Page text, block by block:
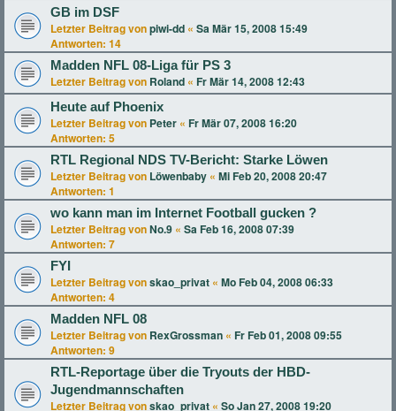
GB im DSF
Letzter Beitrag vonpiwi-dd « Sa Mär 15, 2008 15:49
Antworten: 14
Madden NFL 08-Liga für PS 3
Letzter Beitrag von Roland « Fr Mär 14, 2008 12:43
Heute auf Phoenix
Letzter Beitrag von Peter « Fr Mär 07, 2008 16:20
Antworten: 5
RTL Regional NDS TV-Bericht: Starke Löwen
Letzter Beitrag von Löwenbaby « Mi Feb 20, 2008 20:47
Antworten: 1
wo kann man im Internet Football gucken ?
Letzter Beitrag vonNo.9 « Sa Feb 16, 2008 07:39
Antworten: 7
FYI
Letzter Beitrag vonskao_privat « Mo Feb 04, 2008 06:33
Antworten: 4
Madden NFL 08
Letzter Beitrag von RexGrossman « Fr Feb 01, 2008 09:55
Antworten: 9
RTL-Reportage über die Tryouts der HBD-
Jugendmannschaften
Letzter Beitrag vonskao_privat « So Jan 27, 2008 19:20